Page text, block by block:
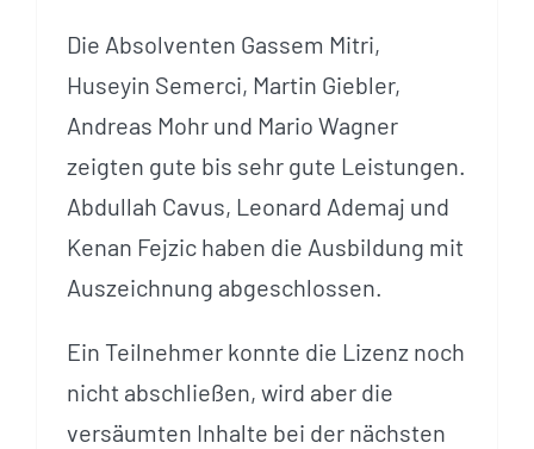
Die Absolventen Gassem Mitri,
Huseyin Semerci, Martin Giebler,
Andreas Mohr und Mario Wagner
zeigten gute bis sehr gute Leistungen.
Abdullah Cavus, Leonard Ademaj und
Kenan Fejzic haben die Ausbildung mit
Auszeichnung abgeschlossen.
Ein Teilnehmer konnte die Lizenz noch
nicht abschließen, wird aber die
versäumten Inhalte bei der nächsten